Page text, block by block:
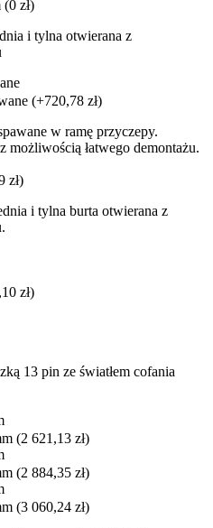
(0 zł)
i tylna otwierana z
(+720,78 zł)
w ramę przyczepy.
możliwością łatwego demontażu.
zł)
i tylna burta otwierana z
zł)
13 pin ze światłem cofania
(2 621,13 zł)
(2 884,35 zł)
(3 060,24 zł)